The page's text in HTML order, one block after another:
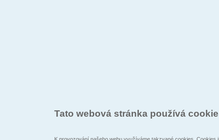
Tato webová stránka používá